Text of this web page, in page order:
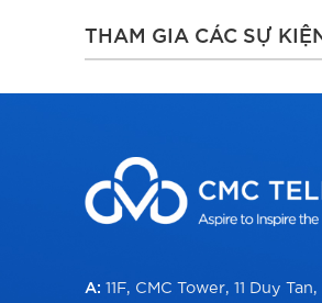
THAM GIA CÁC SỰ
A: 11F, CMC Tower, 11 Duy